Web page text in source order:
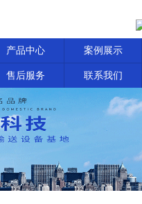
产品中心 案例展示
售后服务 联系我们